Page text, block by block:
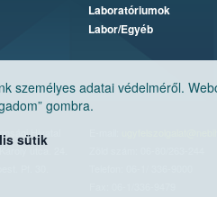
személyes adatai védelméről.
gombra.
sütik
Laboratóriumok
Labor/Egyéb
Hivatal